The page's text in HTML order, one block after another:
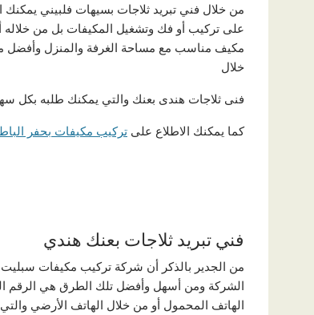
من خلال فني تبريد ثلاجات بسيهات فلبيني
على تركيب أو فك وتشغيل المكيفات بل من
مكيف مناسب مع مساحة الغرفة والمنزل وأفضل
خلال
فنى ثلاجات هندى بعنك والتي يمكنك طلبه بكل
كما يمكنك الاطلاع على تركيب مكيفات بحفر الباطن
فني تبريد ثلاجات بعنك هندي
من الجدير بالذكر أن شركة تركيب مكيفات سبليت
الشركة ومن أسهل وأفضل تلك الطرق هي الرقم
الهاتف المحمول أو من خلال الهاتف الأرضي